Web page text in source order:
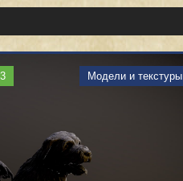
Модели и текстуры